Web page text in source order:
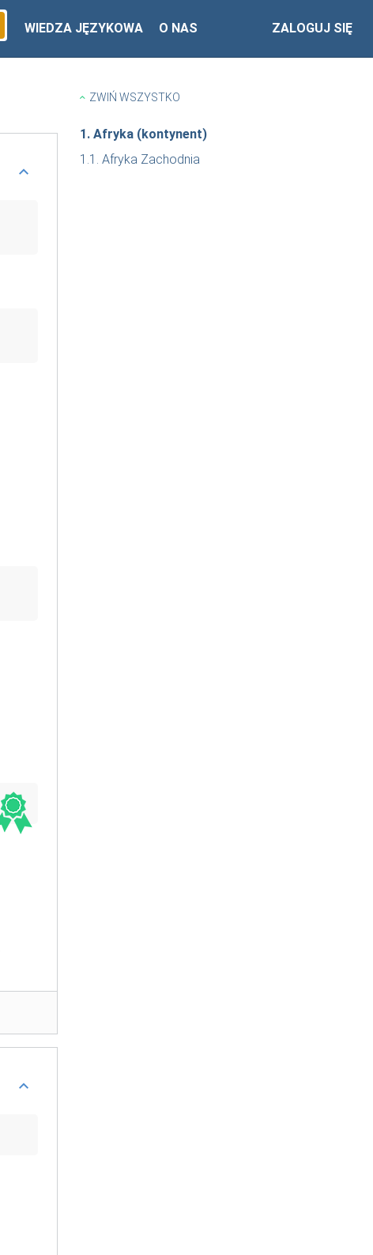
WIEDZA JĘZYKOWA O NAS ZALOGUJ SIĘ
ZWIŃ WSZYSTKO
1. Afryka (kontynent)
1.1. Afryka Zachodnia